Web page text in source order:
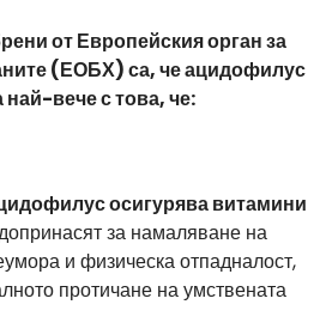
от Европейския орган за
(ЕОБХ) са, че ацидофилус
вече с това, че:
осигурява витамини
за намаляване на
и физическа отпадналост,
протичане на умствената